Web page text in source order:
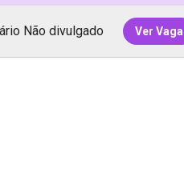
Não divulgado Ver Vaga